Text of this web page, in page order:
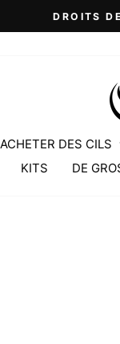
DROITS
ACHETER DES CILS
KITS DE